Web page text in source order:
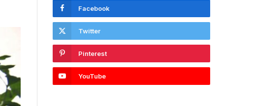
Facebook
Twitter
Pinterest
YouTube